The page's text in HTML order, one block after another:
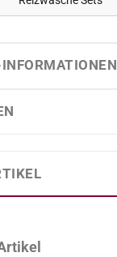
überspringen